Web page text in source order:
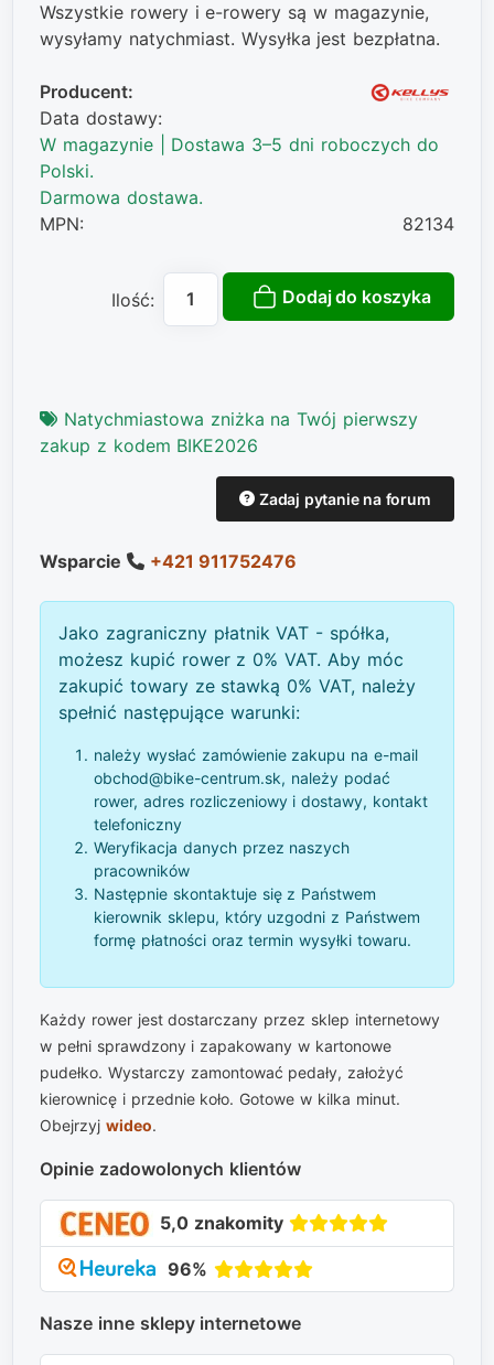
Wszystkie rowery i e-rowery są w magazynie,
wysyłamy natychmiast. Wysyłka jest bezpłatna.
Producent:
Data dostawy:
W magazynie | Dostawa 3–5 dni roboczych do
Polski.
Darmowa dostawa.
MPN:
82134
Ilość: Dodaj do koszyka
Natychmiastowa zniżka na Twój pierwszy
zakup z kodem BIKE2026
Zadaj pytanie na forum
Wsparcie +421 911752476
Jako zagraniczny płatnik VAT - spółka,
możesz kupić rower z 0% VAT. Aby móc
zakupić towary ze stawką 0% VAT, należy
spełnić następujące warunki:
należy wysłać zamówienie zakupu na e-mail
obchod@bike-centrum.sk, należy podać
rower, adres rozliczeniowy i dostawy, kontakt
telefoniczny
Weryfikacja danych przez naszych
pracowników
Następnie skontaktuje się z Państwem
kierownik sklepu, który uzgodni z Państwem
formę płatności oraz termin wysyłki towaru.
Każdy rower jest dostarczany przez sklep internetowy
w pełni sprawdzony i zapakowany w kartonowe
pudełko. Wystarczy zamontować pedały, założyć
kierownicę i przednie koło. Gotowe w kilka minut.
Obejrzyj wideo.
Opinie zadowolonych klientów
5,0 znakomity
96%
Nasze inne sklepy internetowe